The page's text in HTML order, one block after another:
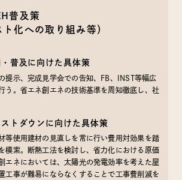
普及策
ト化への取り組み等）
・普及に向けた具体策
提示、完成見学会での告知、FB、INST等幅広
う。省エネ創エネの技術基準を周知徹底し、社
ストダウンに向けた具体策
等使用建材の見直しを常に行い費用対効果を踏
模索。断熱工法を検討し、省力化における原価
エネにおいては、太陽光の発電効率を考えた屋
工事が難易にならなくすることで工事費削減を